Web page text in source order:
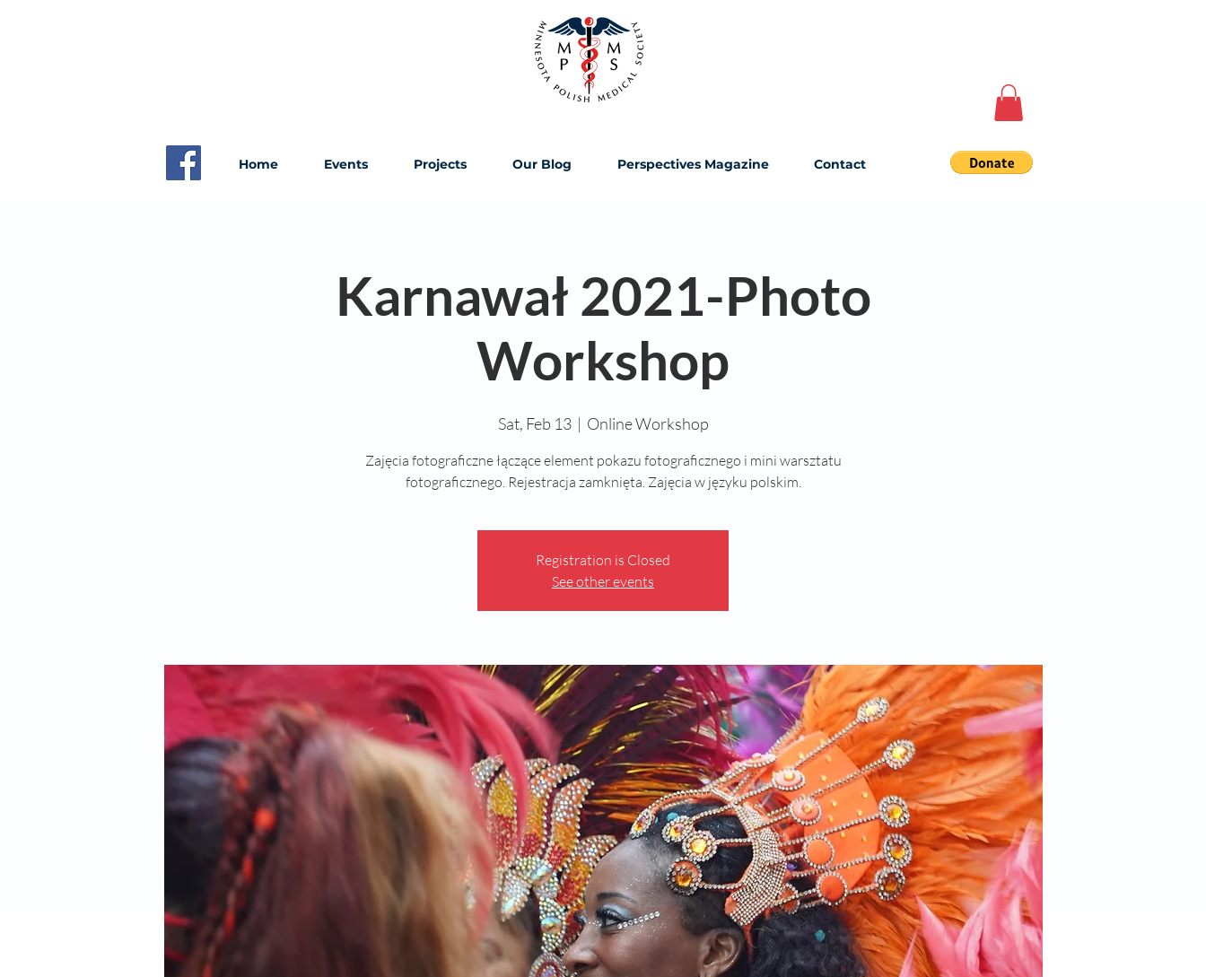
Home Events Projects Our Blog Perspectives Magazine Contact
Karnawał 2021-Photo
Workshop
Sat, Feb 13
  |
Online Workshop
Zajęcia fotograficzne łączące element pokazu fotograficznego i mini warsztatu
fotograficznego. Rejestracja zamknięta. Zajęcia w języku polskim.
Registration is Closed
See other events